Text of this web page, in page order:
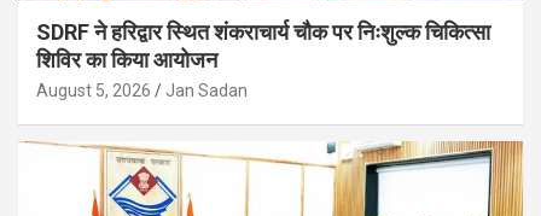
SDRF ने हरिद्वार स्थित शंकराचार्य चौक पर निःशुल्क चिकित्सा
शिविर का किया आयोजन
August 5, 2026 Jan Sadan